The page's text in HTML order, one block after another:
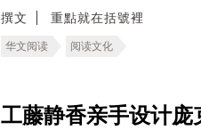
撰文 重點就在括號裡
华文阅读 阅读文化
工藤静香亲手设计庞